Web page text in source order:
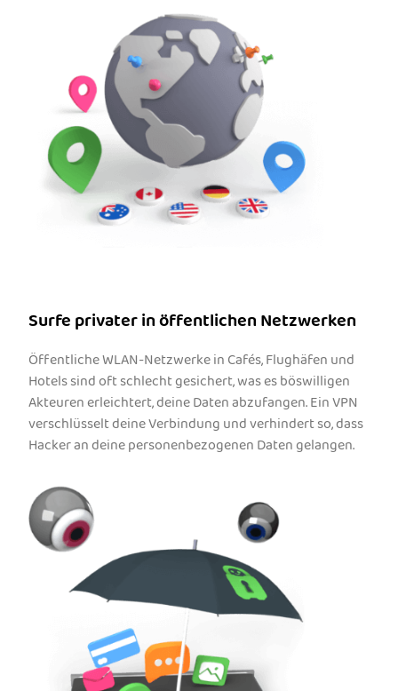
Surfe privater in öffentlichen Netzwerken
Öffentliche WLAN-Netzwerke in Cafés, Flughäfen und
Hotels sind oft schlecht gesichert, was es böswilligen
Akteuren erleichtert, deine Daten abzufangen. Ein VPN
verschlüsselt deine Verbindung und verhindert so, dass
Hacker an deine personenbezogenen Daten gelangen.